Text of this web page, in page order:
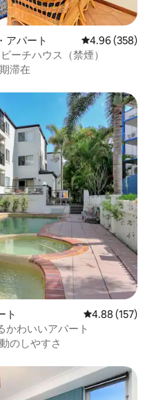
アパート レビュー358
4.96 (358)
ーチハウス（禁煙）
滞在
ト レビュー157
4.88 (157)
かわいいアパート
のしやすさ